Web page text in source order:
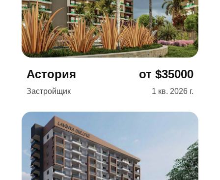
Астория
Застройщик 1 кв. 2026 г.
от $35000